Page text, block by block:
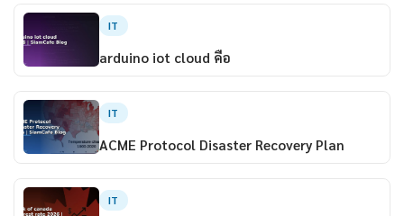
IT
arduino iot cloud คือ
IT
ACME Protocol Disaster Recovery Plan
IT